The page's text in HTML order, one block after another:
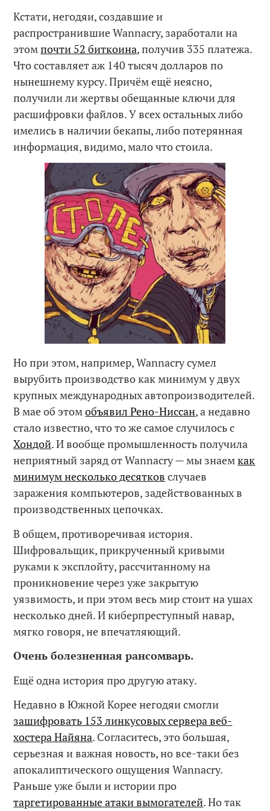
Кстати, негодяи, создавшие и
распространившие Wannacry, заработали на
этомпочти 52 биткоина, получив 335 платежа.
Что составляет аж 140 тысяч долларов по
нынешнему курсу. Причём ещё неясно,
получили ли жертвы обещанные ключи для
расшифровки файлов. У всех остальных либо
имелись в наличии бекапы, либо потерянная
информация, видимо, мало что стоила.
Но при этом, например, Wannacry сумел
вырубить производство как минимум у двух
крупных международных автопроизводителей.
В мае об этомобъявил Рено-Ниссан, а недавно
стало известно, что то же самое случилось с
Хондой. И вообще промышленность получила
неприятный заряд от Wannacry — мы знаемкак
минимум несколько десятков случаев
заражения компьютеров, задействованных в
производственных цепочках.
В общем, противоречивая история.
Шифровальщик, прикрученный кривыми
руками к эксплойту, рассчитанному на
проникновение через уже закрытую
уязвимость, и при этом весь мир стоит на ушах
несколько дней. И киберпреступный навар,
мягко говоря, не впечатляющий.
Очень болезненная рансомварь.
Ещё одна история про другую атаку.
Недавно в Южной Корее негодяи смогли
зашифровать 153 линкусовых сервера веб-
хостера Найяна. Согласитесь, это большая,
серьезная и важная новость, но все-таки без
апокалиптического ощущения Wannacry.
Раньше уже были и истории про
таргетированные атаки вымогателей. Но так